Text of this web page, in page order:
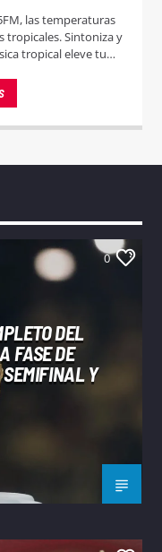
las temperaturas
tropicales. Sintoniza y
tropical eleve tu
0
DEL
FASE DE
SEMIFINAL Y